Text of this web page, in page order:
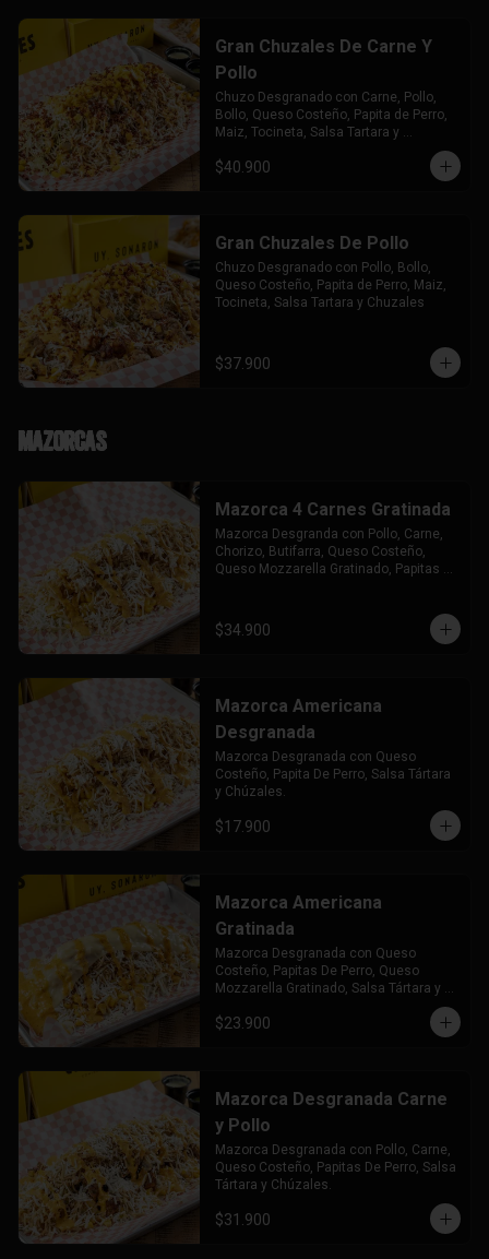
Gran Chuzales De Carne Y
Pollo
Chuzo Desgranado con Carne, Pollo,
Bollo, Queso Costeño, Papita de Perro,
Maiz, Tocineta, Salsa Tartara y
$40.900
Gran Chuzales De Pollo
Chuzo Desgranado con Pollo, Bollo,
Queso Costeño, Papita de Perro, Maiz,
Tocineta, Salsa Tartara y Chuzales
$37.900
Mazorcas
Mazorca 4 Carnes Gratinada
Mazorca Desgranda con Pollo, Carne,
Chorizo, Butifarra, Queso Costeño,
Queso Mozzarella Gratinado, Papitas
$34.900
Mazorca Americana
Desgranada
Mazorca Desgranada con Queso
Costeño, Papita De Perro, Salsa Tártara
y Chúzales.
$17.900
Mazorca Americana
Gratinada
Mazorca Desgranada con Queso
Costeño, Papitas De Perro, Queso
Mozzarella Gratinado, Salsa Tártara y
$23.900
Mazorca Desgranada Carne
y Pollo
Mazorca Desgranada con Pollo, Carne,
Queso Costeño, Papitas De Perro, Salsa
Tártara y Chúzales.
$31.900